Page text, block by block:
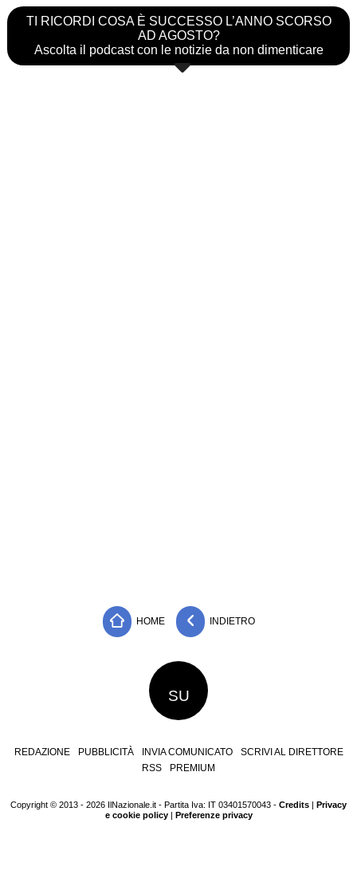
TI RICORDI COSA È SUCCESSO L’ANNO SCORSO
AD AGOSTO?
Ascolta il podcast con le notizie da non dimenticare
HOME INDIETRO
SU
REDAZIONE PUBBLICITÀ INVIA COMUNICATO
SCRIVI AL DIRETTORE
RSS
PREMIUM
Copyright © 2013 - 2026 IlNazionale.it - Partita Iva: IT 03401570043 - Credits
Privacy
e cookie policy| Preferenze privacy